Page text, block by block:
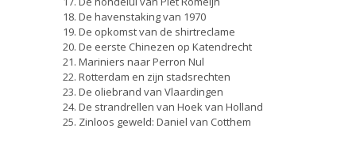
18. De havenstaking van 1970
19. De opkomst van de shirtreclame
20. De eerste Chinezen op Katendrecht
21. Mariniers naar Perron Nul
22. Rotterdam en zijn stadsrechten
23. De oliebrand van Vlaardingen
24. De strandrellen van Hoek van Holland
25. Zinloos geweld: Daniel van Cotthem